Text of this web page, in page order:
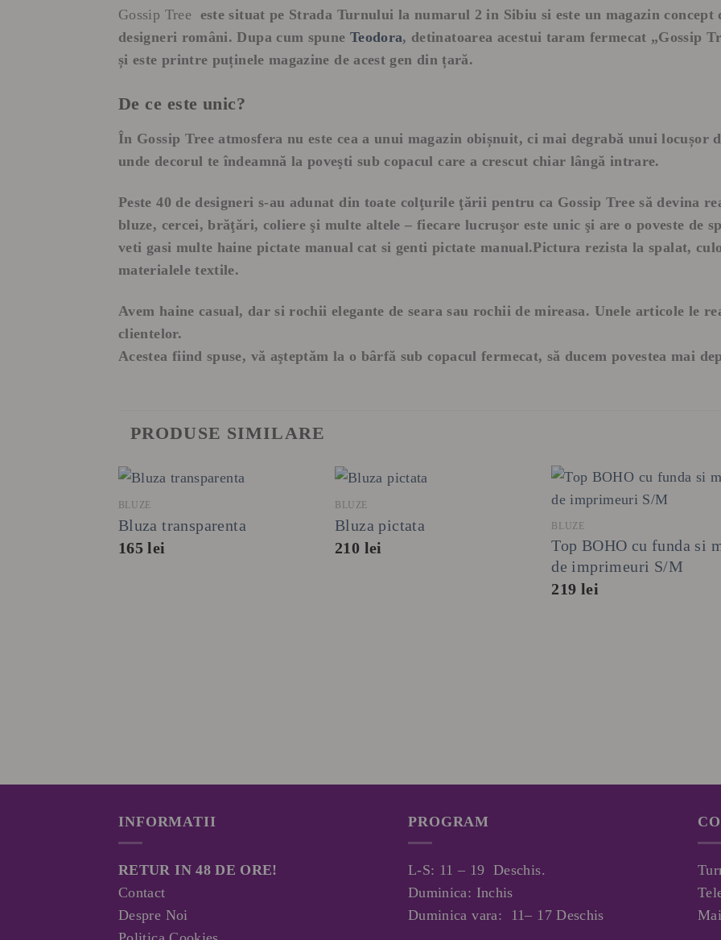
Gossip Tree este situat pe Strada Turnului la numarul 2 in Sibiu si este un magazin concept
designeri români. Dupa cum spune Teodora, detinatoarea acestui taram fermecat „Gossip
și este printre puținele magazine de acest gen din țară.
De ce este unic?
În Gossip Tree atmosfera nu este cea a unui magazin obișnuit, ci mai degrabă unui
unde decorul te îndeamnă la poveşti sub copacul care a crescut chiar lângă intrare.
Peste 40 de designeri s-au adunat din toate colţurile ţării pentru ca Gossip Tree să devina
bluze, cercei, brăţări, coliere şi multe altele – fiecare lucruşor este unic şi are o poveste de
veti gasi multe haine pictate manual cat si genti pictate manual.Pictura rezista la spalat,
materialele textile.
Avem haine casual, dar si rochii elegante de seara sau rochii de mireasa. Unele articole le
clientelor.
Acestea fiind spuse, vă aşteptăm la o bârfă sub copacul fermecat, să ducem povestea mai
PRODUSE SIMILARE
+
BLUZE
Bluza transparenta
165lei
+
BLUZE
Bluza pictata
210 lei
+
BLUZE
Top BOHO cu funda si
de imprimeuri S/M
219 lei
INFORMATII
RETUR IN 48 DE ORE!
Contact
Despre Noi
PROGRAM
L-S: 11 – 19 Deschis.
Duminica: Inchis
Duminica vara: 11– 17 Deschis